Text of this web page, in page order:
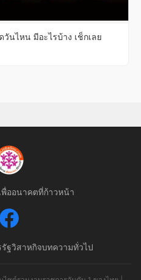
นไหน มีอะไรบ้าง เช็กเลย
พื่ออนาคตที่ก้าวหน้า
รัฐวิสาหกิจบทความทั่วไป